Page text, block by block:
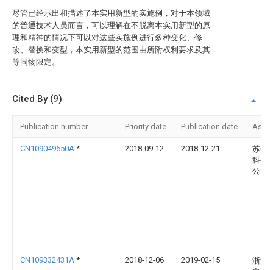
尽管已经示出和描述了本实用新型的实施例，对于本领域
的普通技术人员而言，可以理解在不脱离本实用新型的原
理和精神的情况下可以对这些实施例进行多种变化、修
改、替换和变型，本实用新型的范围由所附权利要求及其
等同物限定。
Cited By (9)
Publication number Priority date Publication date
CN109049650A * 2018-09-12 2018-12-21
苏州
科技
公司
CN109332431A * 2018-12-06 2019-02-15
浙江